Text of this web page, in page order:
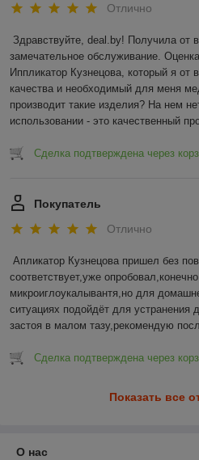
сейфов и
авто, до
современных
гаджетов и
электротоваров. Эти
вещи станут не
только
интересными предметами,
Подарки для детей
Отлично
Здравствуйте, deal.by! Получила от
замечательное обслуживание.
Иппликатор Кузнецова, который я от
качества и необходимый для меня
производит такие изделия? На нем
использовании - это качественный
Сделка подтверждена через
Покупатель
Отлично
Апликатор Кузнецова пришел без
соответствует,уже
микроиглоукалывантя,но для
ситуациях подойдёт для
застоя в малом тазу,рекомендую
Сделка подтверждена через
Показать все
О нас